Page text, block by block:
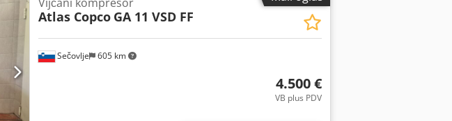
Zatražite više slika
Sečovlje 605 km
Vijčani kompresor
Atlas Copco GA 11 VSD FF
4.500 €
VB plus PDV